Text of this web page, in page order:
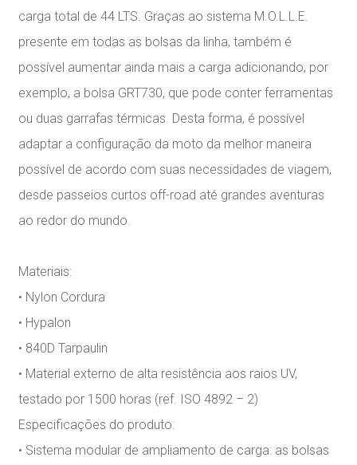
carga total de 44 LTS. Graças ao sistema M.O.L.L.E.
presente em todas as bolsas da linha, também é
possível aumentar ainda mais a carga adicionando, por
exemplo, a bolsa GRT730, que pode conter ferramentas
ou duas garrafas térmicas. Desta forma, é possível
adaptar a configuração da moto da melhor maneira
possível de acordo com suas necessidades de viagem,
desde passeios curtos off-road até grandes aventuras
ao redor do mundo.
Materiais:
• Nylon Cordura
• Hypalon
• 840D Tarpaulin
• Material externo de alta resistência aos raios UV,
testado por 1500 horas (ref. ISO 4892 – 2)
Especificações do produto:
• Sistema modular de ampliamento de carga: as bolsas